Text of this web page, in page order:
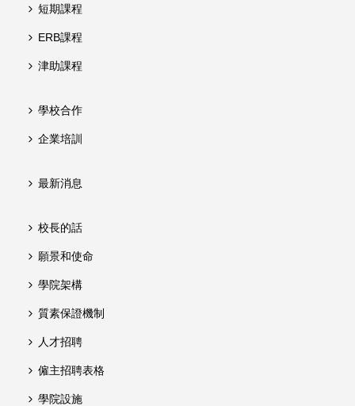
短期課程
ERB課程
津助課程
學校合作
企業培訓
最新消息
校長的話
願景和使命
學院架構
質素保證機制
人才招聘
僱主招聘表格
學院設施